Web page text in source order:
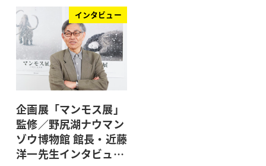
インタビュー
企画展「マンモス展」
監修／野尻湖ナウマン
ゾウ博物館 館長・近藤
洋一先生インタビュ…